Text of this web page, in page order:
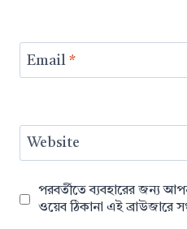
Email *
Website
পরবর্তীতে ব্যবহারের জন্য
ওয়েব ঠিকানা এই ব্রাউজারে